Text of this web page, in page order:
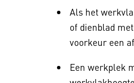
Als het
of dienblad
voorkeur een
Een werkplek